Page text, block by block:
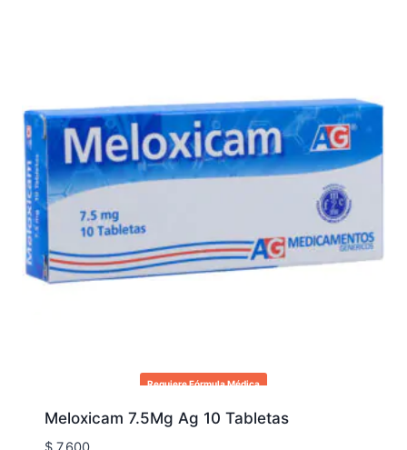
Requiere Fórmula Médica
Meloxicam 7.5Mg Ag 10 Tabletas